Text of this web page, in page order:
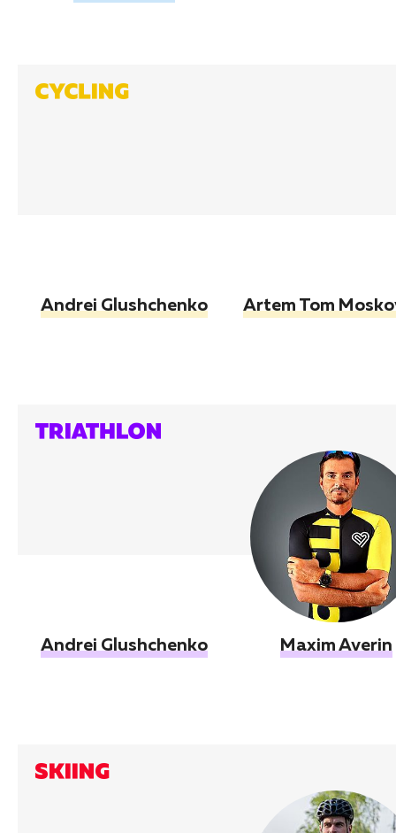
Andrei Glushchenko Artem Tom
Andrei Glushchenko Maxim Averin